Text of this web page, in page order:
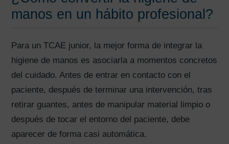
manos en un hábito profesional?
Para un TCAE junior, la mejor forma de integrar la
higiene de manos es asociarla a momentos concretos
del cuidado. Antes de entrar en contacto con el
paciente, después de terminar una intervención, tras
retirar guantes, antes de manipular material limpio o
después de tocar el entorno del paciente, debe
aparecer de forma casi automática.
CONDICIONES DE CONTRATACIÓN